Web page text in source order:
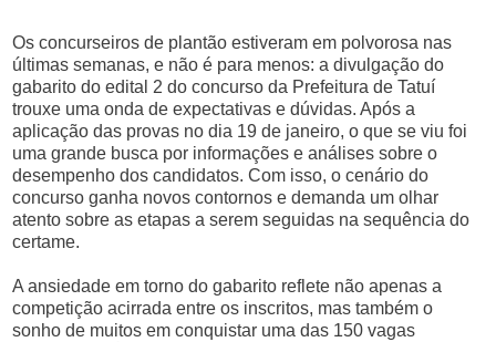
Os concurseiros de plantão estiveram em polvorosa nas
últimas semanas, e não é para menos: a divulgação do
gabarito do edital 2 do concurso da Prefeitura de Tatuí
trouxe uma onda de expectativas e dúvidas. Após a
aplicação das provas no dia 19 de janeiro, o que se viu foi
uma grande busca por informações e análises sobre o
desempenho dos candidatos. Com isso, o cenário do
concurso ganha novos contornos e demanda um olhar
atento sobre as etapas a serem seguidas na sequência do
certame.
A ansiedade em torno do gabarito reflete não apenas a
competição acirrada entre os inscritos, mas também o
sonho de muitos em conquistar uma das 150 vagas